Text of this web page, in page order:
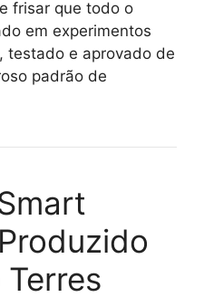
frisar que todo o
em experimentos
testado e aprovado de
padrão de